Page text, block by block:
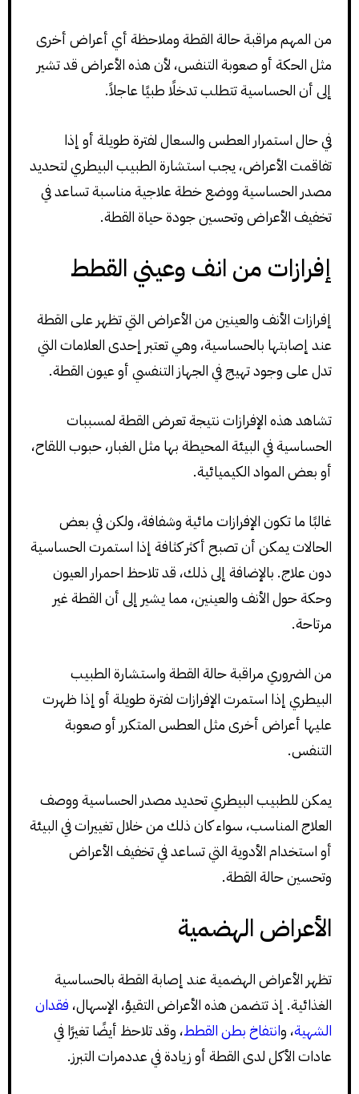
من المهم مراقبة حالة القطة وملاحظة أي أعراض أخرى
مثل الحكة أو صعوبة التنفس، لأن هذه الأعراض قد تشير
إلى أن الحساسية تتطلب تدخلًا طبيًا عاجلاً.
في حال استمرار العطس والسعال لفترة طويلة أو إذا
تفاقمت الأعراض، يجب استشارة الطبيب البيطري لتحديد
مصدر الحساسية ووضع خطة علاجية مناسبة تساعد في
تخفيف الأعراض وتحسين جودة حياة القطة.
إفرازات من انف وعيني القطط
إفرازات الأنف والعينين من الأعراض التي تظهر على القطة
عند إصابتها بالحساسية، وهي تعتبر إحدى العلامات التي
تدل على وجود تهيج في الجهاز التنفسي أو عيون القطة.
تشاهد هذه الإفرازات نتيجة تعرض القطة لمسببات
الحساسية في البيئة المحيطة بها مثل الغبار، حبوب اللقاح،
أو بعض المواد الكيميائية.
غالبًا ما تكون الإفرازات مائية وشفافة، ولكن في بعض
الحالات يمكن أن تصبح أكثر كثافة إذا استمرت الحساسية
دون علاج. بالإضافة إلى ذلك، قد تلاحظ احمرار العيون
وحكة حول الأنف والعينين، مما يشير إلى أن القطة غير
مرتاحة.
من الضروري مراقبة حالة القطة واستشارة الطبيب
البيطري إذا استمرت الإفرازات لفترة طويلة أو إذا ظهرت
عليها أعراض أخرى مثل العطس المتكرر أو صعوبة
التنفس.
يمكن للطبيب البيطري تحديد مصدر الحساسية ووصف
العلاج المناسب، سواء كان ذلك من خلال تغييرات في البيئة
أو استخدام الأدوية التي تساعد في تخفيف الأعراض
وتحسين حالة القطة.
الأعراض الهضمية
تظهر الأعراض الهضمية عند إصابة القطة بالحساسية
الغذائية. إذ تتضمن هذه الأعراض التقيؤ، الإسهال، فقدان
الشهية، وانتفاخ بطن القطط، وقد تلاحظ أيضًا تغيرًا في
عادات الأكل لدى القطة أو زيادة في عددمرات التبرز.